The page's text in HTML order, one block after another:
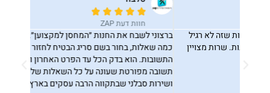


ברצוני לשבח את החנות ״המחסן למקצוען״. פניתי אליהם עם
כמה שאלות, בחור בשם סריג הבטיח לחזור אליי עם כל
התשובות. הוא בדק הכל עד הפרט האחרון וחזר אליי עם
תשובה מפורטת שעונה על כל השאלות שלי. קיבלתי יחס
ושירות סבלני שבתקווה הרבה עסקים בארץ היו פועלים בדיוק